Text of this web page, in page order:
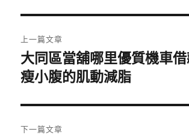
章
導
覽
上一篇文章
上
一
文
章:
大同區當舖哪里優質機車
瘦小腹的肌動減脂
下一篇文章